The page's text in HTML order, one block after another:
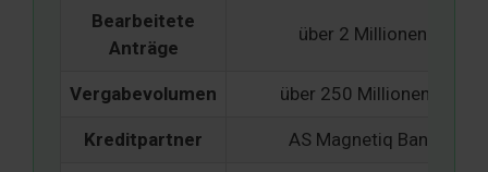
Bearbeitete
Anträge
über 2 Millionen
Vergabevolumen über 250 Millionen €
Kreditpartner AS Magnetiq Bank